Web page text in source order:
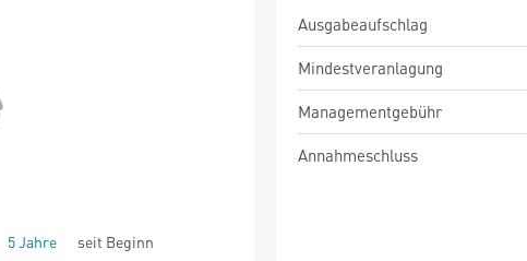
5 Jahre seit Beginn
Ausgabeaufschlag
Mindestveranlagung
Managementgebühr
Annahmeschluss